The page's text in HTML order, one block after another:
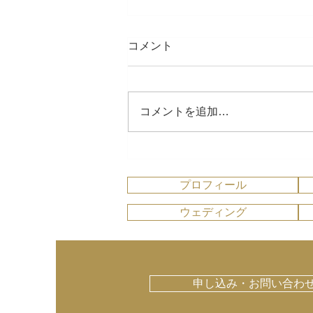
コメント
コメントを追加…
プロフィール
ウェディング
申し込み・お問い合わ